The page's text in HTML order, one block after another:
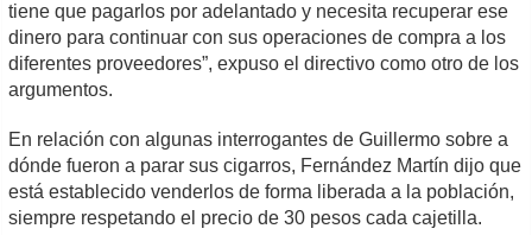
tiene que pagarlos por adelantado y necesita recuperar ese
dinero para continuar con sus operaciones de compra a los
diferentes proveedores”, expuso el directivo como otro de los
argumentos.
En relación con algunas interrogantes de Guillermo sobre a
dónde fueron a parar sus cigarros, Fernández Martín dijo que
está establecido venderlos de forma liberada a la población,
siempre respetando el precio de 30 pesos cada cajetilla.